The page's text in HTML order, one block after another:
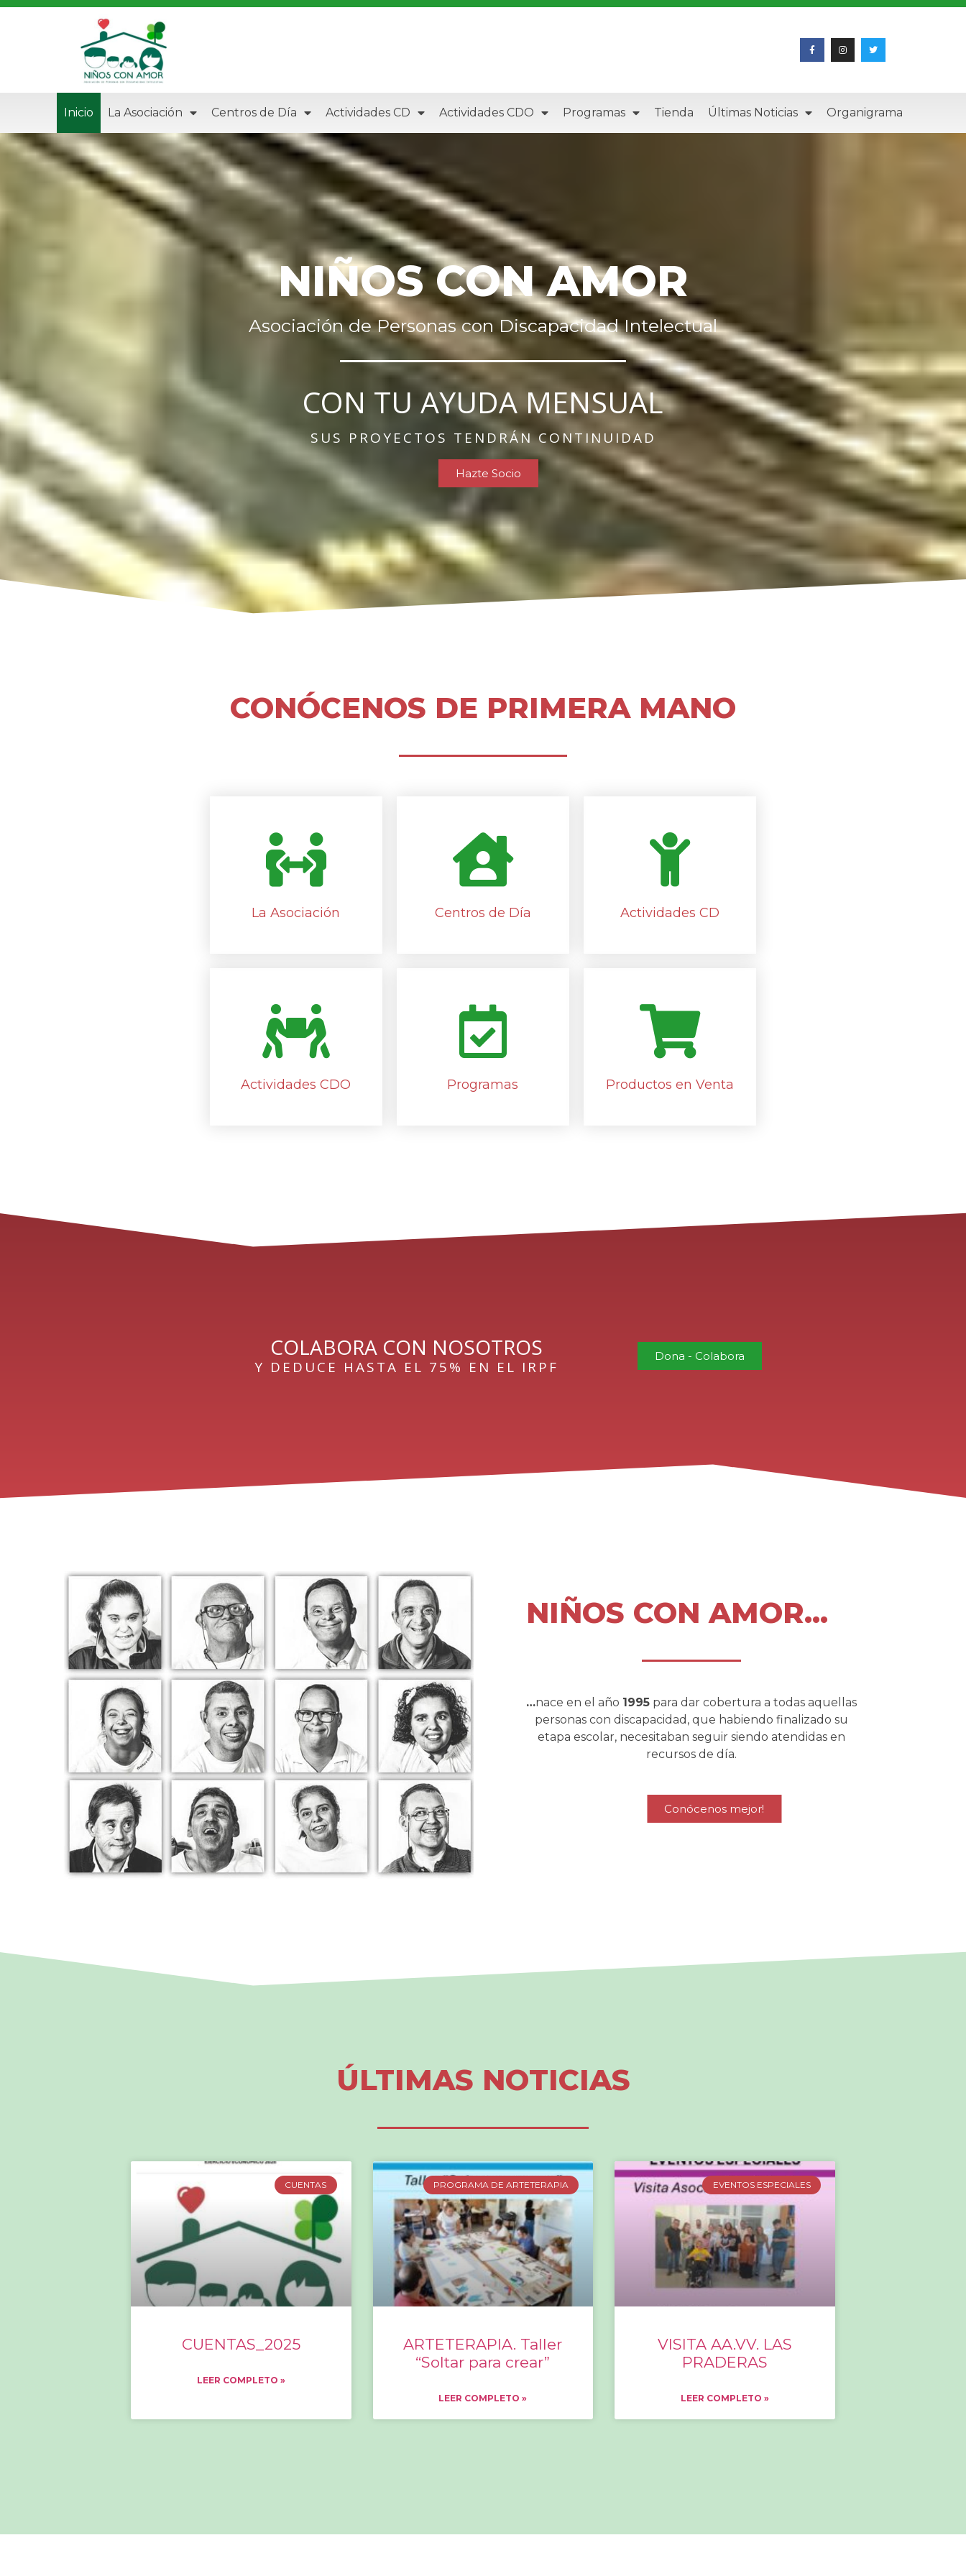
Inicio La Asociación Centros de Día Actividades CD Actividades CDO Programas Tienda Últimas Noticias Organigrama
NIÑOS CON AMOR
Asociación de Personas con Discapacidad Intelectual
CON TU AYUDA MENSUAL
SUS PROYECTOS TENDRÁN CONTINUIDAD
Hazte Socio
CONÓCENOS DE PRIMERA MANO
La Asociación Centros de Día Actividades CD
Actividades CDO Programas Productos en Venta
COLABORA CON NOSOTROS
Y DEDUCE HASTA EL 75% EN EL IRPF
Dona - Colabora
NIÑOS CON AMOR...
…nace en el año 1995 para dar cobertura a todas aquellas
personas con discapacidad, que habiendo finalizado su
etapa escolar, necesitaban seguir siendo atendidas en
recursos de día.
Conócenos mejor!
ÚLTIMAS NOTICIAS
CUENTAS
CUENTAS_2025
LEER COMPLETO »
PROGRAMA DE ARTETERAPIA
ARTETERAPIA. Taller
“Soltar para crear”
LEER COMPLETO »
EVENTOS ESPECIALES
VISITA AA.VV. LAS
PRADERAS
LEER COMPLETO »